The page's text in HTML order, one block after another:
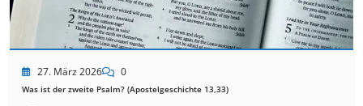
27. März 2026 0
Was ist der zweite Psalm? (Apostelgeschichte 13,33)